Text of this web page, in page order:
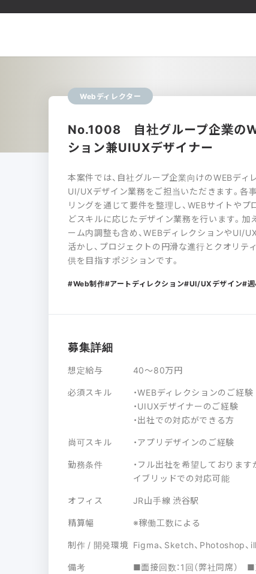
Webディレクター
No.1008 自社グループ企業の
ション兼UIUXデザイナー
本案件では、自社グループ企業向けのWEBディ
UI/UXデザイン業務をご担当いただきます。各
リングを通じて要件を整理し、WEBサイトやプ
どスキルに応じたデザイン業務を行います。加
ーム内調整も含め、WEBディレクションやUI/
活かし、プロジェクトの円滑な進行とクオリテ
供を目指すポジションです。
Web制作 アートディレクション UI/UXデザイン
募集詳細
想定給与
40～80万円
必須スキル
・WEBディレクションのご経験
・UIUXデザイナーのご経験
・出社での対応ができる方
尚可スキル
・アプリデザインのご経験
勤務条件
・フル出社を希望しております
イブリッドでの対応可能
オフィス
JR山手線 渋谷駅
精算幅
※稼働工数による
制作 / 開発環境 Figma、Sketch、Photoshop
備考
■面接回数：1回（弊社同席）